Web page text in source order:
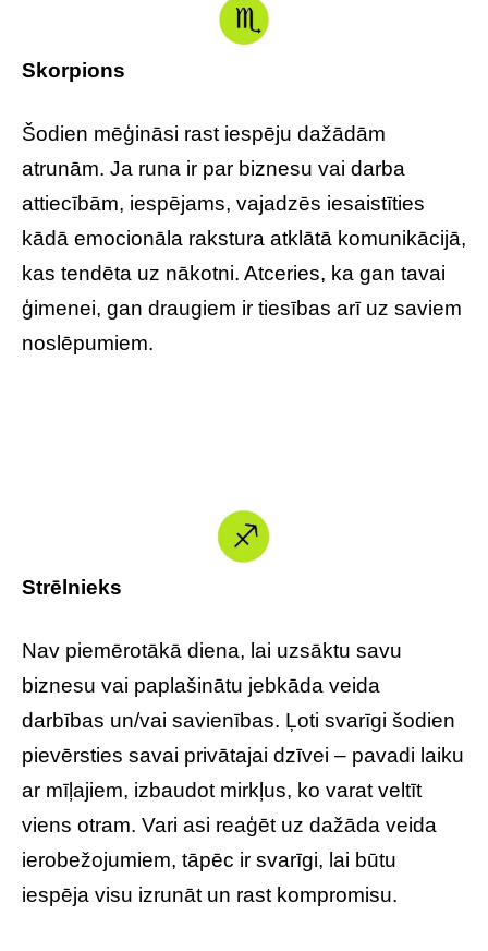
Skorpions
Šodien mēģināsi rast iespēju dažādām
atrunām. Ja runa ir par biznesu vai darba
attiecībām, iespējams, vajadzēs iesaistīties
kādā emocionāla rakstura atklātā komunikācijā,
kas tendēta uz nākotni. Atceries, ka gan tavai
ģimenei, gan draugiem ir tiesības arī uz saviem
noslēpumiem.
Strēlnieks
Nav piemērotākā diena, lai uzsāktu savu
biznesu vai paplašinātu jebkāda veida
darbības un/vai savienības. Ļoti svarīgi šodien
pievērsties savai privātajai dzīvei – pavadi laiku
ar mīļajiem, izbaudot mirkļus, ko varat veltīt
viens otram. Vari asi reaģēt uz dažāda veida
ierobežojumiem, tāpēc ir svarīgi, lai būtu
iespēja visu izrunāt un rast kompromisu.